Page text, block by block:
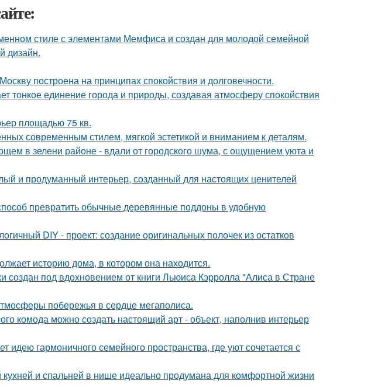
стиле с элементами Мемфиса и создан для молодой семейной
дизайн.
построена на принципах спокойствия и долговечности.
тонкое единение города и природы, создавая атмосферу спокойствия
площадью 75 кв.
современным стилем, мягкой эстетикой и вниманием к деталям.
в зелени районе - вдали от городского шума, с ощущением уюта и
и продуманный интерьер, созданный для настоящих ценителей
превратить обычные деревянные поддоны в удобную
DIY - проект: создание оригинальных полочек из остатков
историю дома, в котором она находится.
создан под вдохновением от книги Льюиса Кэрролла "Алиса в Стране
побережья в сердце мегаполиса.
комода можно создать настоящий арт - объект, наполнив интерьер
идею гармоничного семейного пространства, где уют сочетается с
и спальней в нише идеально продумана для комфортной жизни